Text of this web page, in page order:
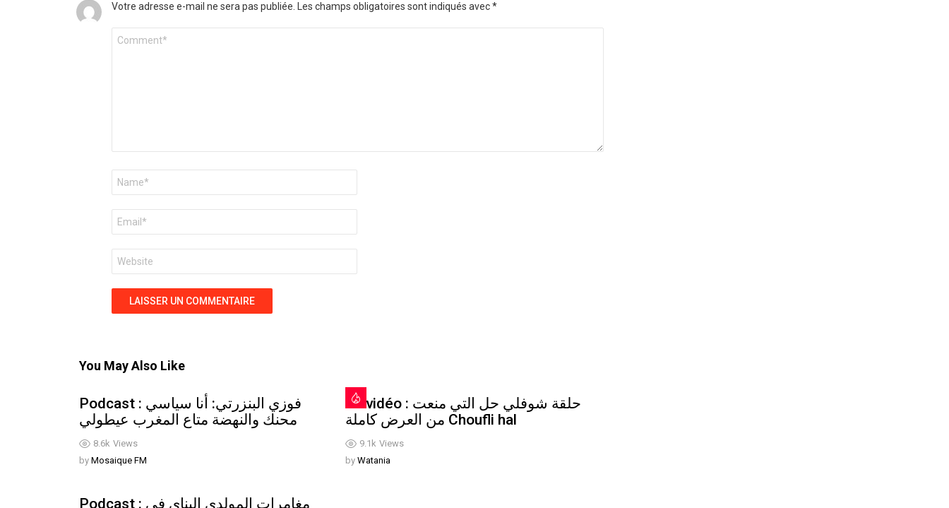
Votre adresse e-mail ne sera pas publiée. Les champs obligatoires sont indiqués avec*
mail
*
web
You May Also Like
8.6k Views
Podcast : فوزي البنزرتي: أنا سياسي
محنك والنهضة متاع المغرب عيطولي
by Mosaique FM
9.1k Views
En vidéo : حلقة شوفلي حل التي منعت
من العرض كاملة Choufli hal
by Watania
Podcast : مغامرات المولدي البناي في